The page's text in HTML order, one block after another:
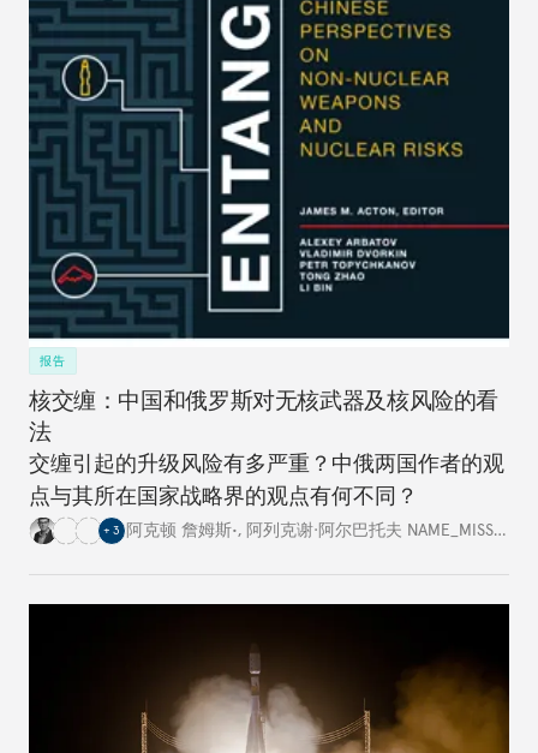
报告
核交缠：中国和俄罗斯对无核武器及核风险的看
法
交缠引起的升级风险有多严重？中俄两国作者的观
点与其所在国家战略界的观点有何不同？
+ 3 阿克顿 詹姆斯•, 阿列克谢·阿尔巴托夫 NAME_MISSING